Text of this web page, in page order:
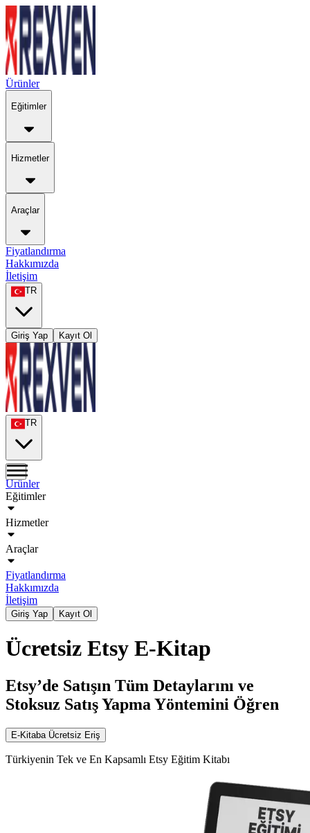
Ürünler
Eğitimler
Hizmetler
Araçlar
Fiyatlandırma
Hakkımızda
İletişim
TR
Giriş Yap Kayıt Ol
TR
Ürünler
Eğitimler
Hizmetler
Araçlar
Fiyatlandırma
Hakkımızda
İletişim
Giriş Yap Kayıt Ol
Ücretsiz Etsy E-Kitap
Etsy’de Satışın Tüm Detaylarını ve
Stoksuz Satış Yapma Yöntemini Öğren
E-Kitaba Ücretsiz Eriş
Türkiyenin Tek ve En Kapsamlı Etsy Eğitim Kitabı